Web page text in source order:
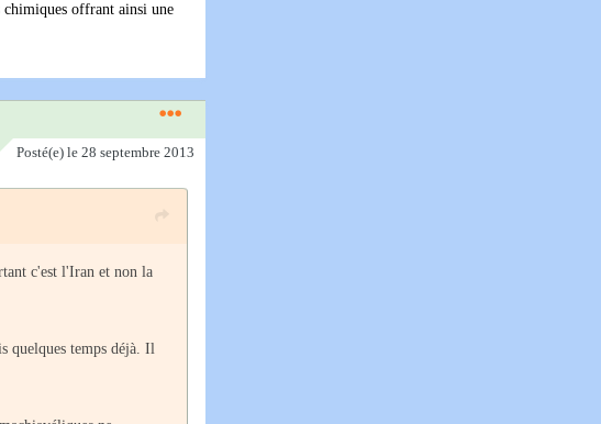
chimiques offrant ainsi une
Posté(e) le 28 septembre 2013
c'est l'Iran et non la
quelques temps déjà. Il